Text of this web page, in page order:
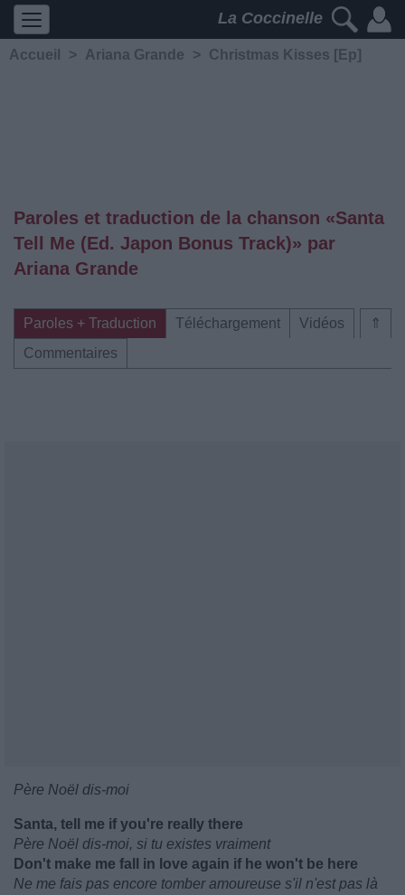
La Coccinelle
Accueil > Ariana Grande > Christmas Kisses [Ep]
Paroles et traduction de la chanson «Santa
Tell Me (Ed. Japon Bonus Track)» par
Ariana Grande
⇑
Paroles + Traduction Téléchargement
Vidéos
Commentaires
Père Noël dis-moi
Santa, tell me if you're really there
Père Noël dis-moi, si tu existes vraiment
Don't make me fall in love again if he won't be here
Ne me fais pas encore tomber amoureuse s'il n'est pas là